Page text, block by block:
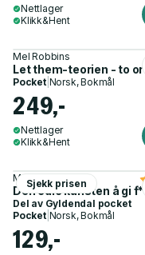
Nettlager
Klikk&Hent
Mel Robbins
Let them-teorien - to
Pocket| Norsk, Bokmål
249,-
Nettlager
Klikk&Hent
Sjekk prisen
Mark Manson
Den edle kunsten å gi
Del av Gyldendal pocket
Pocket| Norsk, Bokmål
129,-